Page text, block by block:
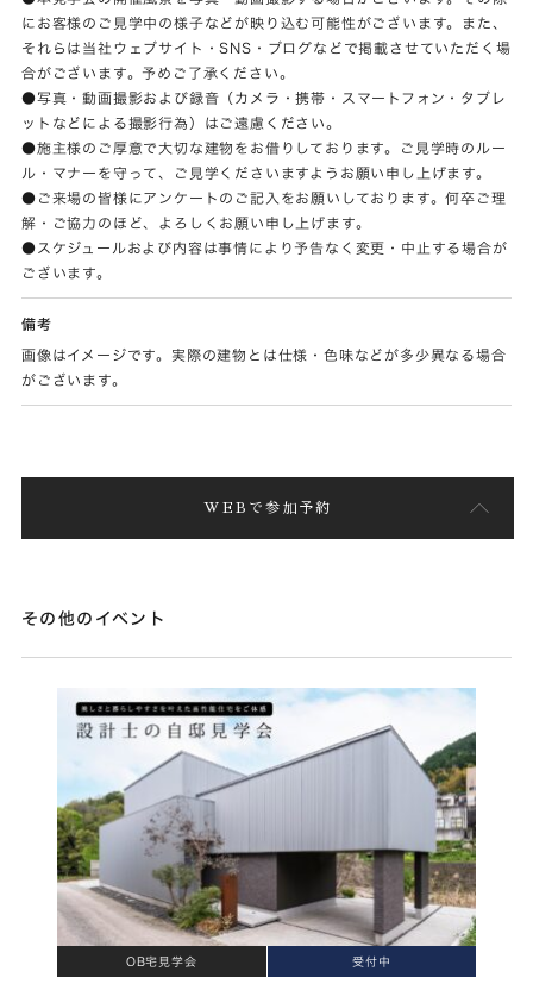
にお客様のご見学中の様子などが映り込む可能性がございます。また、
それらは当社ウェブサイト・SNS・ブログなどで掲載させていただく場
合がございます。予めご了承ください。
●写真・動画撮影および録音（カメラ・携帯・スマートフォン・タブレ
ットなどによる撮影行為）はご遠慮ください。
●施主様のご厚意で大切な建物をお借りしております。ご見学時のルー
ル・マナーを守って、ご見学くださいますようお願い申し上げます。
●ご来場の皆様にアンケートのご記入をお願いしております。何卒ご理
解・ご協力のほど、よろしくお願い申し上げます。
●スケジュールおよび内容は事情により予告なく変更・中止する場合が
ございます。
備考
画像はイメージです。実際の建物とは仕様・色味などが多少異なる場合
がございます。
WEBで参加予約
その他のイベント
OB宅見学会 受付中